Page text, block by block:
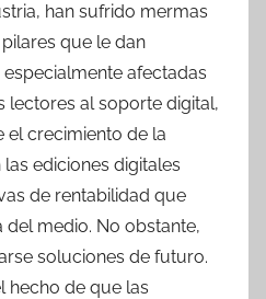
han sufrido mermas
que le dan
afectadas
lectores al soporte digital,
el crecimiento de la
ediciones digitales
de rentabilidad que
medio. No obstante,
soluciones de futuro.
hecho de que las